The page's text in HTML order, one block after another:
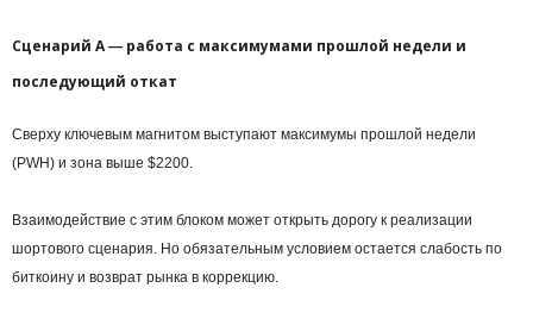
Сценарий А ― работа с максимумами прошлой недели и
последующий откат
Сверху ключевым магнитом выступают максимумы прошлой недели
(PWH) и зона выше $2200.
Взаимодействие с этим блоком может открыть дорогу к реализации
шортового сценария. Но обязательным условием остается слабость по
биткоину и возврат рынка в коррекцию.